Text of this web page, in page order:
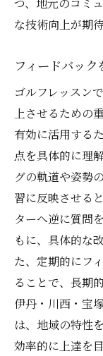
つ、地元のコミ
な技術向上が期
フィードバッ
ゴルフレッスン
上させるための
有効に活用する
点を具体的に理
グの軌道や姿勢
習に反映させる
ターへ逆に質問
もに、具体的な
た、定期的にフ
ることで、長期
伊丹・川西・宝
は、地域の特性
効率的に上達を